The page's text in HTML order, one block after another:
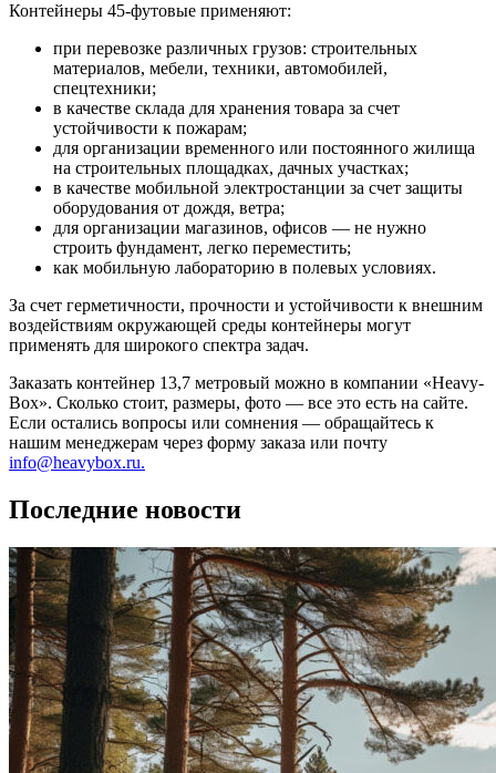
Контейнеры 45-футовые применяют:
при перевозке различных грузов: строительных
материалов, мебели, техники, автомобилей,
спецтехники;
в качестве склада для хранения товара за счет
устойчивости к пожарам;
для организации временного или постоянного жилища
на строительных площадках, дачных участках;
в качестве мобильной электростанции за счет защиты
оборудования от дождя, ветра;
для организации магазинов, офисов — не нужно
строить фундамент, легко переместить;
как мобильную лабораторию в полевых условиях.
За счет герметичности, прочности и устойчивости к внешним
воздействиям окружающей среды контейнеры могут
применять для широкого спектра задач.
Заказать контейнер 13,7 метровый можно в компании «Heavy-
Box». Сколько стоит, размеры, фото — все это есть на сайте.
Если остались вопросы или сомнения — обращайтесь к
нашим менеджерам через форму заказа или почту
info@heavybox.ru.
Последние новости